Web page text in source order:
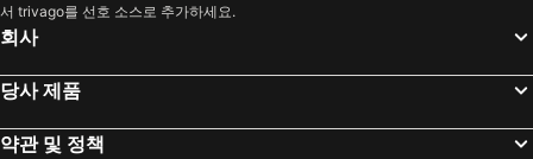
라치오 호텔
Hanoi region 호텔
경상북도 호텔
서 trivago를 선호 소스로 추가하세요.
회사
당사 제품
약관 및 정책